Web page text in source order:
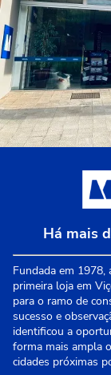
Há mais
Fundada em
primeira loja em
para o ramo de
sucesso e
identificou a
forma mais ampla
cidades próximas